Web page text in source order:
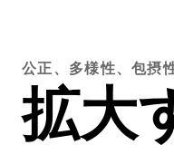
公正、多様性、包摂
拡大